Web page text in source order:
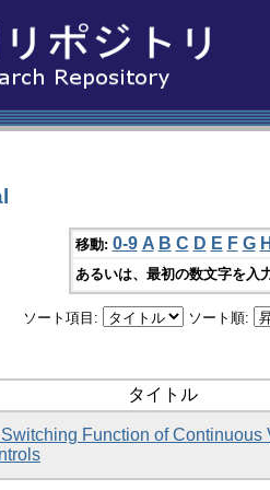
移動: 0-9 A B C D E F G H
あるいは、最初の数文字を入
ソート項目: ソート順:
タイトル
Switching Function of